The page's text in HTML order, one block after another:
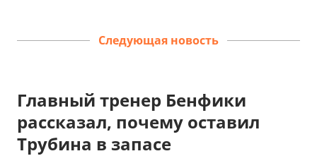
Следующая новость
Главный тренер Бенфики
рассказал, почему оставил
Трубина в запасе